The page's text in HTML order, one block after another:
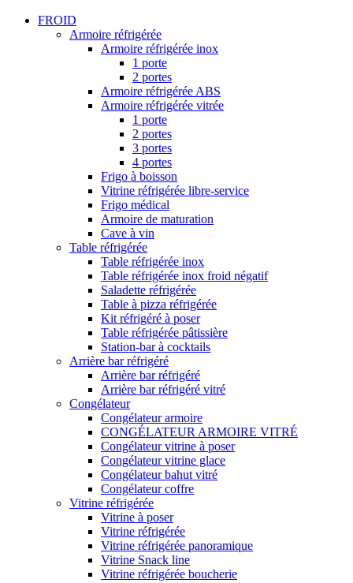
FROID
Armoire réfrigérée
Armoire réfrigérée inox
1 porte
2 portes
Armoire réfrigérée ABS
Armoire réfrigérée vitrée
1 porte
2 portes
3 portes
4 portes
Frigo à boisson
Vitrine réfrigérée libre-service
Frigo médical
Armoire de maturation
Cave à vin
Table réfrigérée
Table réfrigérée inox
Table réfrigérée inox froid négatif
Saladette réfrigérée
Table à pizza réfrigérée
Kit réfrigéré à poser
Table réfrigérée pâtissière
Station-bar à cocktails
Arrière bar réfrigéré
Arrière bar réfrigéré
Arrière bar réfrigéré vitré
Congélateur
Congélateur armoire
CONGÉLATEUR ARMOIRE VITRÉ
Congélateur vitrine à poser
Congélateur vitrine glace
Congélateur bahut vitré
Congélateur coffre
Vitrine réfrigérée
Vitrine à poser
Vitrine réfrigérée
Vitrine réfrigérée panoramique
Vitrine Snack line
Vitrine réfrigérée boucherie